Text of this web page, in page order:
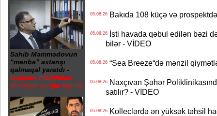
Sahib Məmmədovun
“mənbə” axtarışı
qalmaqal yaratdı -
İşçilərin otağından
dinləyici qurğu tapılıb
05.08.26Bakıda 108 küçə və
05.08.26İsti havada qəbul edilən bəzi
bilər - VİDEO
05.08.26“Sea Breeze“də mənzil
05.08.26Naxçıvan Şəhər
satılır? - VİDEO
05.08.26Kolleclərdə ən yüksək təhsil